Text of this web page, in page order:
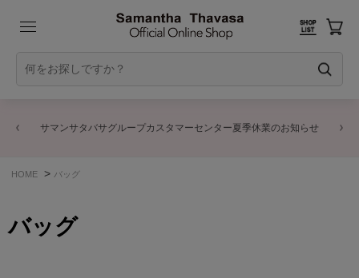
サマンサタバサグループカスタマーセンター夏季休業のお知らせ
HOME > バッグ
バッグ